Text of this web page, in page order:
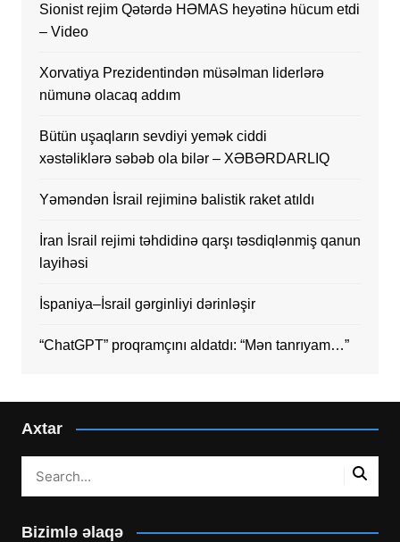
Sionist rejim Qətərdə HƏMAS heyətinə hücum etdi
– Video
Xorvatiya Prezidentindən müsəlman liderlərə
nümunə olacaq addım
Bütün uşaqların sevdiyi yemək ciddi
xəstəliklərə səbəb ola bilər – XƏBƏRDARLIQ
Yəməndən İsrail rejiminə balistik raket atıldı
İran İsrail rejimi təhdidinə qarşı təsdiqlənmiş qanun
layihəsi
İspaniya–İsrail gərginliyi dərinləşir
“ChatGPT” proqramçını aldatdı: “Mən tanrıyam…”
Axtar
Bizimlə əlaqə